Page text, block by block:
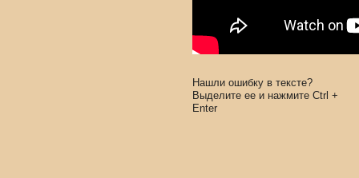
Нашли ошибку в тексте?
Выделите ее и нажмите Ctrl +
Enter